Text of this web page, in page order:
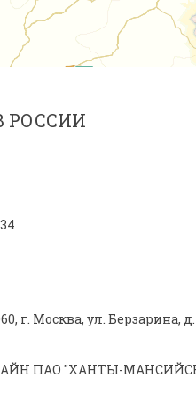
РОССИИ
г. Москва, ул. Берзарина,
ПАО "ХАНТЫ-